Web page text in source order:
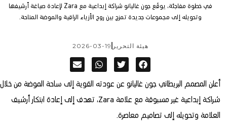
في خطوة مفاجئة، يوقّع جون غاليانو شراكة إبداعية مع Zara لإعادة صياغة أرشيفها
وتحويله إلى مجموعات جديدة تمزج بين روح الأزياء الراقية والموضة المتاحة.
هيئة التحرير 2026-03-19
أعلن المصمم البريطاني جون غاليانو عن عودته القوية إلى ساحة الموضة من خلال
شراكة إبداعية غير مسبوقة مع علامة Zara، تهدف إلى إعادة ابتكار أرشيف
العلامة وتحويله إلى تصاميم معاصرة.